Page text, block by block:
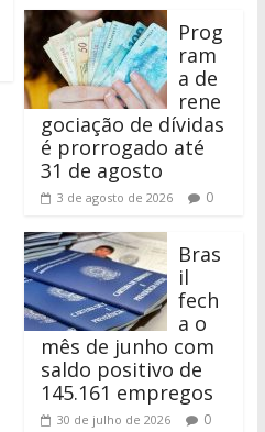
Prog
ram
a de
rene
gociação de dívidas
é prorrogado até
31 de agosto
3 de agosto de 2026 0
Bras
il
fech
a o
mês de junho com
saldo positivo de
145.161 empregos
30 de julho de 2026 0